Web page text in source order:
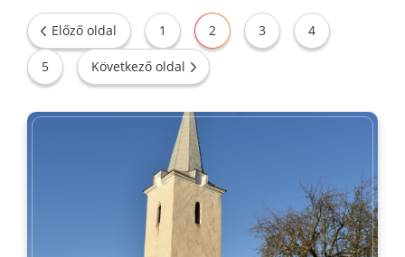
Gyülekezetünk
Szolgálatok
Előző oldal 1 2 3 4
5 Következő oldal